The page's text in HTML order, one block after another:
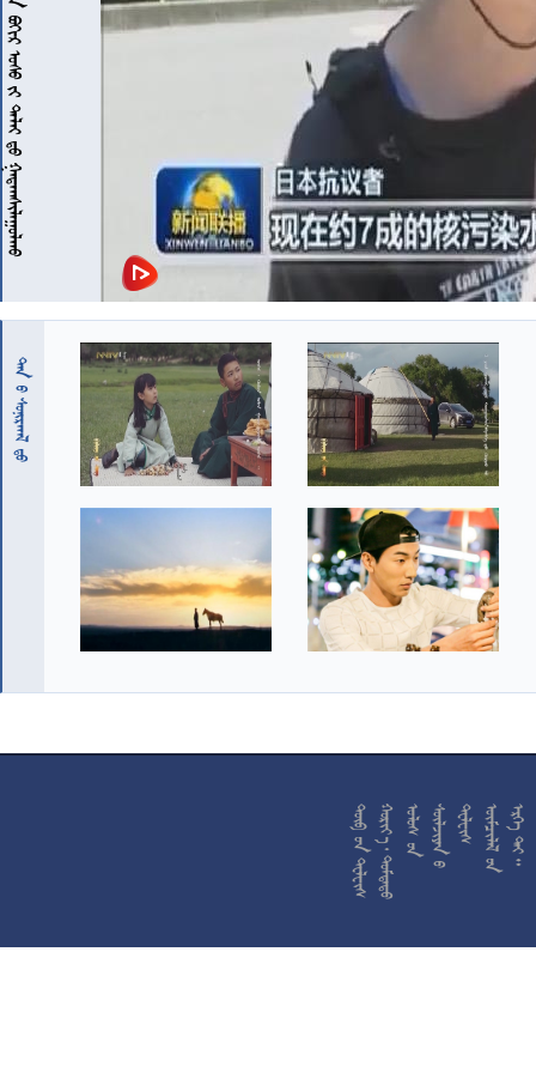
 










































































































